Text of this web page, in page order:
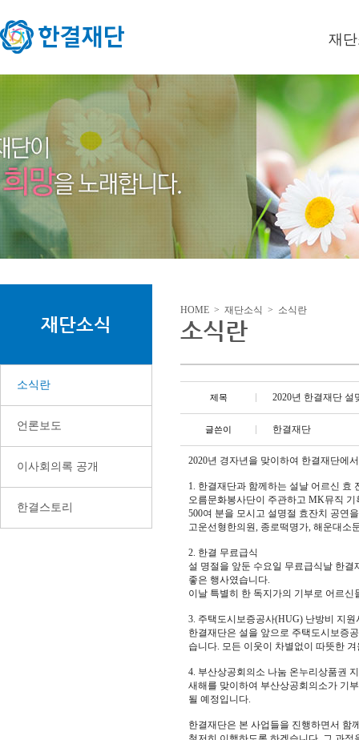
재
이사
미션/
연혁
재단소식
소식란
언론보도
이사회의록 공개
한결스토리
HOME > 재단소식 > 소식란
소식란
제목 2020년 한결재단 설
글쓴이 한결재단
2020년 경자년을 맞이하여 한결재단에
1. 한결재단과 함께하는 설날 어르신 효
오름문화봉사단이 주관하고 MK뮤직
500여 분을 모시고 설명절 효잔치 공연
고운선형한의원, 종로떡명가, 해운대소
2. 한결 무료급식
설 명절을 앞둔 수요일 무료급식날 한
좋은 행사였습니다.
이날 특별히 한 독지가의 기부로 어르
3. 주택도시보증공사(HUG) 난방비 지원
한결재단은 설을 앞으로 주택도시보증
습니다. 모든 이웃이 차별없이 따뜻한
4. 부산상공회의소 나눔 온누리상품권
새해를 맞이하여 부산상공회의소가 기
될 예정입니다.
한결재단은 본 사업들을 진행하면서 함